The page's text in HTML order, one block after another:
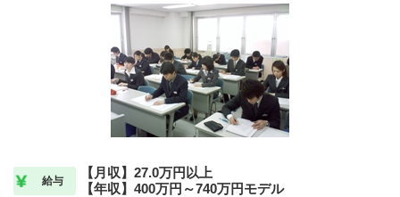
給与
【月収】27.0万円以上
【年収】400万円～740万円モデル